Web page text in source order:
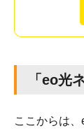
「eo光
ここからは